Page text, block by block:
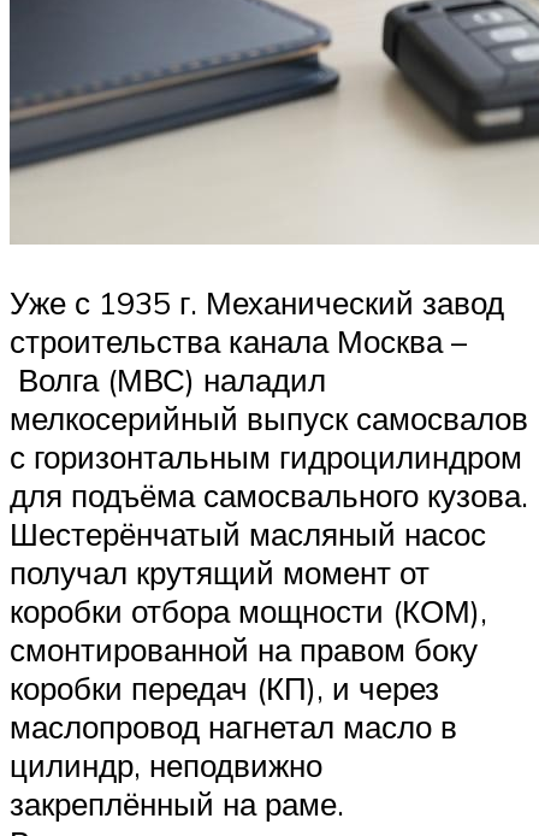
Уже с 1935 г. Механический завод
строительства канала Москва –
Волга (МВС) наладил
мелкосерийный выпуск самосвалов
с горизонтальным гидроцилиндром
для подъёма самосвального кузова.
Шестерёнчатый масляный насос
получал крутящий момент от
коробки отбора мощности (КОМ),
смонтированной на правом боку
коробки передач (КП), и через
маслопровод нагнетал масло в
цилиндр, неподвижно
закреплённый на раме.